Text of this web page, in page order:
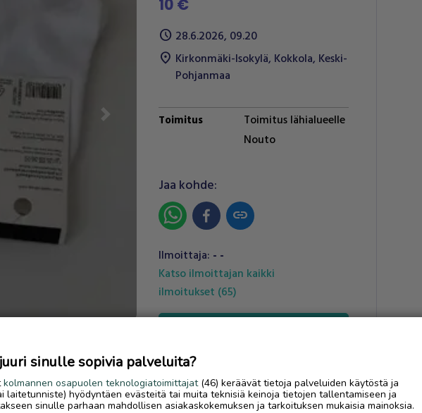
Next
10 €
schedule 28.6.2026, 09.20
location_on Kirkonmäki-Isokylä, Kokkola, Keski-
Pohjanmaa
Toimitus
Toimitus lähialueelle
Nouto
Jaa kohde:
link
Ilmoittaja: - -
Katso ilmoittajan kaikki
ilmoitukset (65)
sinulle sopivia palveluita?
kolmannen osapuolen teknologiatoimittajat(46) keräävät tietoja palveluiden käytöstä ja
laitetunniste) hyödyntäen evästeitä tai muita teknisiä keinoja tietojen tallentamiseen ja
sinulle parhaan mahdollisen asiakaskokemuksen ja tarkoituksen mukaisia mainoksia.